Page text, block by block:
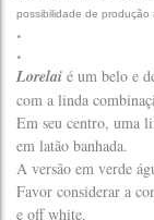
possibilidade de produção
.
.
Lorelai é um belo e
com a linda
Em seu centro, uma
em latão banhada.
A versão em verde
Favor considerar a
e off white.